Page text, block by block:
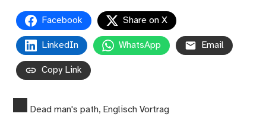
Facebook Share on X
LinkedIn WhatsApp Email
Copy Link
Dead man's path, Englisch Vortrag